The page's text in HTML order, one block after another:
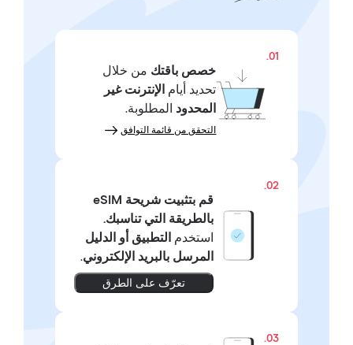
خصص باقتكمن خلال
تحديد أيامالإنترنت غير
المحدودالمطلوبة.
التحقق من قائمة التوافق
قم بتثبيت شريحة eSIM
بالطريقة التي تناسبك.
استخدمالتطبيق أو الدليل
المرسل بالبريد الإلكتروني.
تعرّف على الطرق